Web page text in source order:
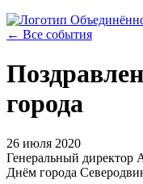
← Все события
города
26 июля 2020
Генеральный директор
Днём города